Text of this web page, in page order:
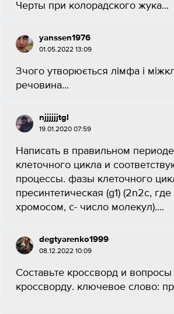
Черты при колорадского жука...
yanssen1976
01.05.2022 13:09
Зчого утворюється лімфа і
речовина...
njjjjjjtgl
19.01.2020 07:59
Написать в правильном
клеточного цикла и
процессы. фазы клеточного
пресинтетическая (g1) (2n2c,
хромосом, c- число молекул)....
degtyarenko1999
08.12.2022 10:09
Составьте кроссворд и вопросы
кроссворду. ключевое слово: